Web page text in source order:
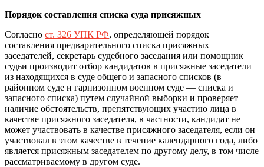
Порядок составления списка суда присяжных
Согласно ст. 326 УПК РФ, определяющей порядок
составления предварительного списка присяжных
заседателей, секретарь судебного заседания или помощник
судьи производит отбор кандидатов в присяжные заседатели
из находящихся в суде общего и запасного списков (в
районном суде и гарнизонном военном суде — списка и
запасного списка) путем случайной выборки и проверяет
наличие обстоятельств, препятствующих участию лица в
качестве присяжного заседателя, в частности, кандидат не
может участвовать в качестве присяжного заседателя, если он
участвовал в этом качестве в течение календарного года, либо
является присяжным заседателем по другому делу, в том числе
рассматриваемому в другом суде.